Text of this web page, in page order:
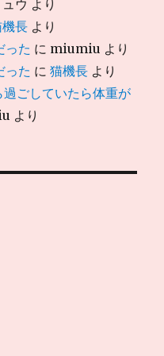
ュウ より
長 より
った に miumiu より
った に猫機長 より
ごしていたら体重が
より